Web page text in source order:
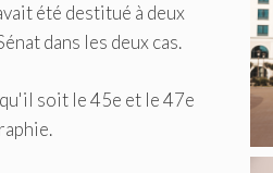
été destitué à deux
dans les deux cas.
soit le 45e et le 47e